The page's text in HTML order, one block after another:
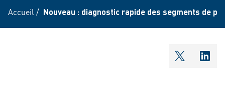
Accueil / Nouveau : diagnostic rapide des segments de